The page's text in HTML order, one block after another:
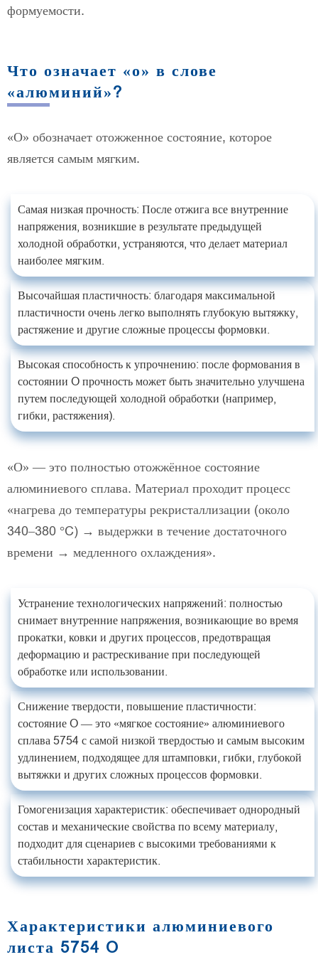
формуемости.
Что означает «о» в слове
«алюминий»?
«О» обозначает отожженное состояние, которое
является самым мягким.
Самая низкая прочность: После отжига все внутренние
напряжения, возникшие в результате предыдущей
холодной обработки, устраняются, что делает материал
наиболее мягким.
Высочайшая пластичность: благодаря максимальной
пластичности очень легко выполнять глубокую вытяжку,
растяжение и другие сложные процессы формовки.
Высокая способность к упрочнению: после формования в
состоянии O прочность может быть значительно улучшена
путем последующей холодной обработки (например,
гибки, растяжения).
«О» — это полностью отожжённое состояние
алюминиевого сплава. Материал проходит процесс
«нагрева до температуры рекристаллизации (около
340–380 °C) → выдержки в течение достаточного
времени → медленного охлаждения».
Устранение технологических напряжений: полностью
снимает внутренние напряжения, возникающие во время
прокатки, ковки и других процессов, предотвращая
деформацию и растрескивание при последующей
обработке или использовании.
Снижение твердости, повышение пластичности:
состояние O — это «мягкое состояние» алюминиевого
сплава 5754 с самой низкой твердостью и самым высоким
удлинением, подходящее для штамповки, гибки, глубокой
вытяжки и других сложных процессов формовки.
Гомогенизация характеристик: обеспечивает однородный
состав и механические свойства по всему материалу,
подходит для сценариев с высокими требованиями к
стабильности характеристик.
Характеристики алюминиевого
листа 5754 O